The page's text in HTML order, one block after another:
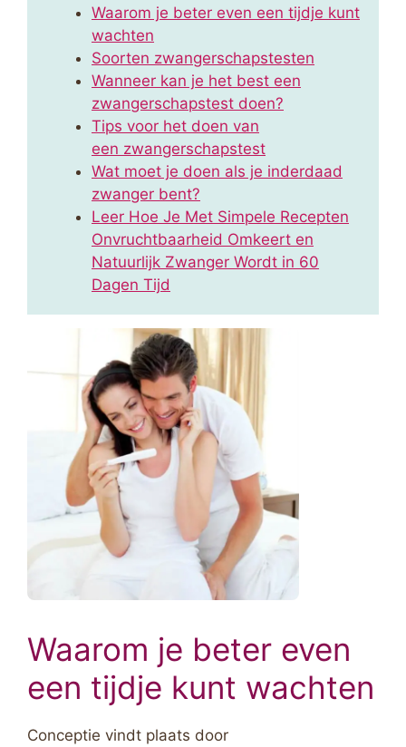
Waarom je beter even een tijdje kunt
wachten
Soorten zwangerschapstesten
Wanneer kan je het best een
zwangerschapstest doen?
Tips voor het doen van
een zwangerschapstest
Wat moet je doen als je inderdaad
zwanger bent?
Leer Hoe Je Met Simpele Recepten
Onvruchtbaarheid Omkeert en
Natuurlijk Zwanger Wordt in 60
Dagen Tijd
Waarom je beter even
een tijdje kunt wachten
Conceptie vindt plaats door